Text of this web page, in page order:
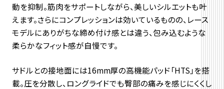
動を抑制。筋肉をサポートしながら、 美しいシルエットも叶
えます。さらにコンプレッションは効いているものの、レース
モデルにありがちな締め付け感とは違う、包み込むような
柔らかなフィット感が自慢です。
サドルとの接地面には16mm厚の高機能パッド「HTS」を搭
載。圧を分散し、 ロングライドでも臀部の痛みを感じにくくし